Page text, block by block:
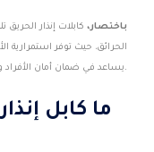
باختصار، كابلات إنذار
الحرائق، حيث توفر استمرارية
يساعد في ضمان أمان الأفراد والمرافق في حالة حدوث حريق.
ما كابل